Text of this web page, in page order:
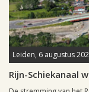
Leiden, 6 augustus
Rijn-Schiekanaal